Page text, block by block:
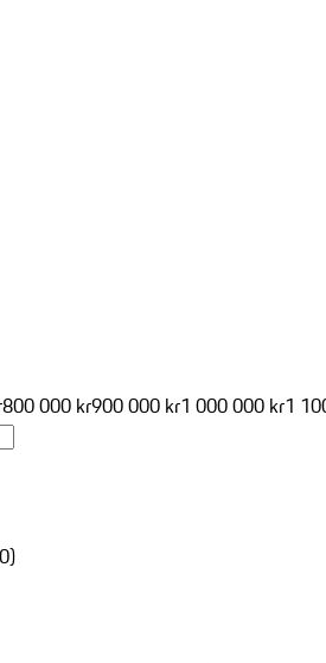
800 000 kr900 000 kr1 000 000 kr1
0)